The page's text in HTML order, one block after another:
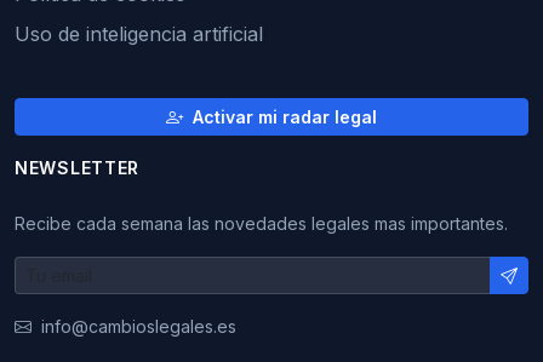
Uso de inteligencia artificial
Activar mi radar legal
NEWSLETTER
Recibe cada semana las novedades legales mas importantes.
info@cambioslegales.es